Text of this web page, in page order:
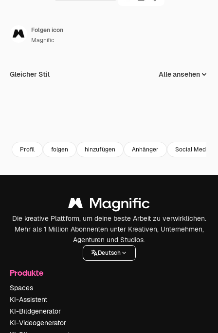
Folgen icon
Magnific
Gleicher Stil Alle ansehen
Profil folgen hinzufügen Anhänger Social Media
Die kreative Plattform, um deine beste Arbeit zu verwirklichen.
Mehr als 1 Million Abonnenten unter Kreativen, Unternehmen,
Agenturen und Studios.
Deutsch
Produkte
Spaces
KI-Assistent
KI-Bildgenerator
KI-Videogenerator